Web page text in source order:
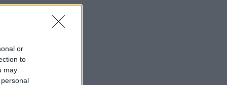
or
to
may